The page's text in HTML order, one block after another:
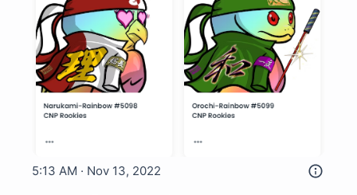
5:13 AM · Nov 13, 2022